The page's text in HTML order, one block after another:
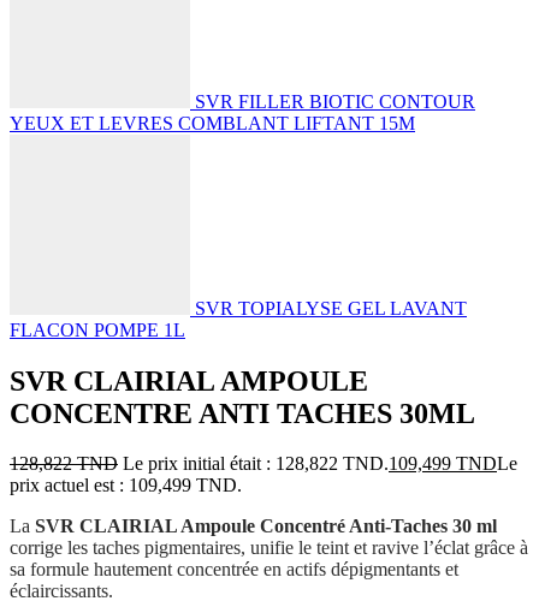
SVR FILLER BIOTIC CONTOUR
YEUX ET LEVRES COMBLANT LIFTANT 15M
SVR TOPIALYSE GEL LAVANT
FLACON POMPE 1L
SVR CLAIRIAL AMPOULE
CONCENTRE ANTI TACHES 30ML
128,822TND Le prix initial était : 128,822 TND.109,499 TNDLe
prix actuel est : 109,499 TND.
La SVR CLAIRIAL Ampoule Concentré Anti-Taches 30 ml
corrige les taches pigmentaires, unifie le teint et ravive l’éclat grâce à
sa formule hautement concentrée en actifs dépigmentants et
éclaircissants.